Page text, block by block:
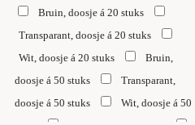
Bruin, doosje á 20 stuks
Transparant, doosje á 20 stuks
Wit, doosje á 20 stuks
Bruin,
doosje á 50 stuks
Transparant,
doosje á 50 stuks
Wit, doosje á 50